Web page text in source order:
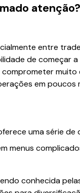
atenção?
entre
de começar
em
uma série
menus
conhecida